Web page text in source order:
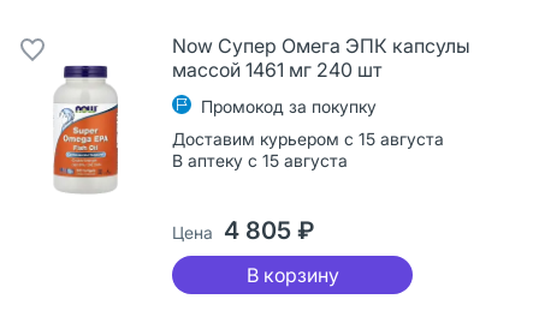
Now Супер Омега ЭПК капсулы
массой 1461 мг 240 шт
Промокод за покупку
Доставим курьером с 15 августа
В аптеку с 15 августа
Цена 4 805 ₽
В корзину